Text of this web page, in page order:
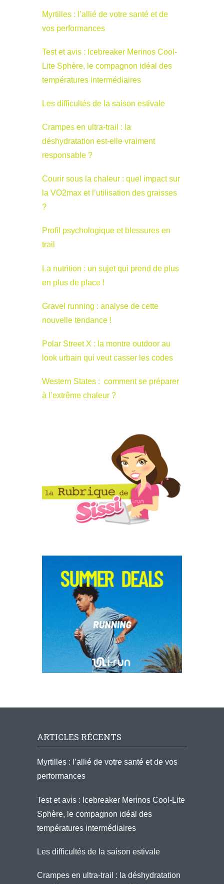
Myrtilles : l’allié de votre santé et de
vos performances
Test et avis : Icebreaker Merinos Cool-
Lite Sphère, le compagnon idéal des
températures intermédiaires
Les difficultés de la saison estivale
Crampes en ultra-trail : la
déshydratation est-elle vraiment
responsable ?
Courir sous la chaleur : quel impact sur
la VO2max et l’utilisation des graisses
?
Profil psychologique et blessures en
trail
La nutrition : un sujet qui prend de plus
en plus de place !
Gravel running : analyse de cette
nouvelle tendance !
Polar Street X : la montre outdoor au
look urbain qui veut casser les codes
Western States : comment se préparer
à l’extrême chaleur ?
ARTICLES RÉCENTS
Myrtilles : l’allié de votre santé et de vos
performances
Test et avis : Icebreaker Merinos Cool-Lite
Sphère, le compagnon idéal des
températures intermédiaires
Les difficultés de la saison estivale
Crampes en ultra-trail : la déshydratation